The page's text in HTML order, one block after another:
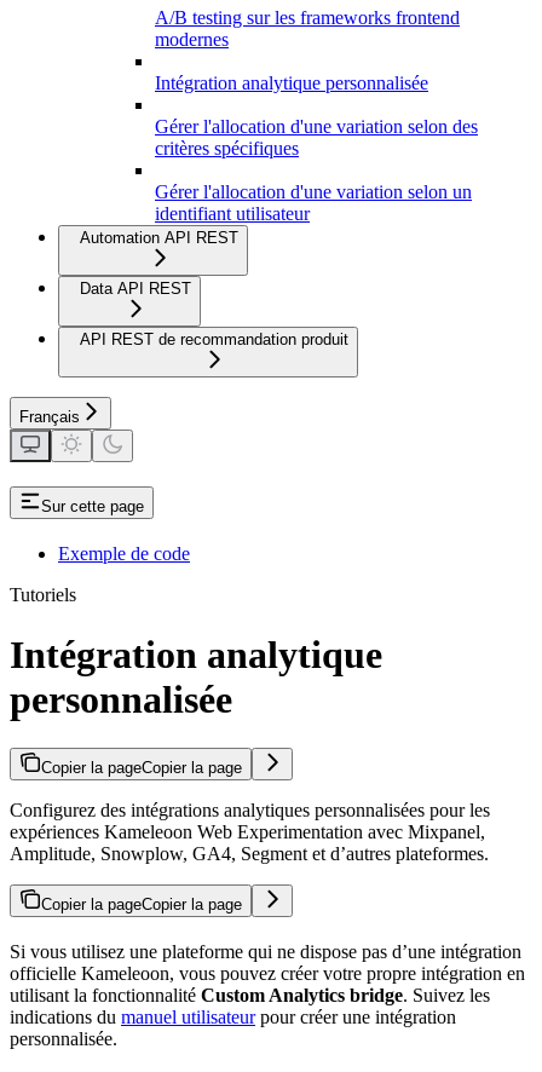
A/B testing sur les frameworks frontend
modernes
Intégration analytique personnalisée
Gérer l'allocation d'une variation selon des
critères spécifiques
Gérer l'allocation d'une variation selon un
identifiant utilisateur
Automation API REST
Data API REST
API REST de recommandation produit
Français
Sur cette page
Exemple de code
Tutoriels
Intégration analytique
personnalisée
Copier la pageCopier la page
Configurez des intégrations analytiques personnalisées pour les
expériences Kameleoon Web Experimentation avec Mixpanel,
Amplitude, Snowplow, GA4, Segment et d’autres plateformes.
Copier la pageCopier la page
Si vous utilisez une plateforme qui ne dispose pas d’une intégration
officielle Kameleoon, vous pouvez créer votre propre intégration en
utilisant la fonctionnalité Custom Analytics bridge. Suivez les
indications du manuel utilisateurpour créer une intégration
personnalisée.